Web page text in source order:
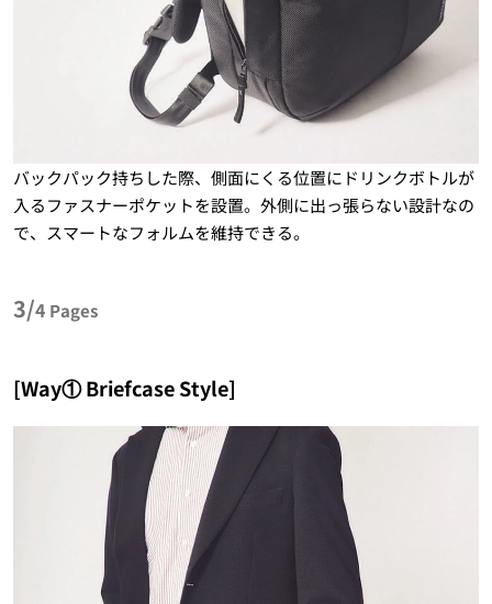
バックパック持ちした際、側面にくる位置にドリンクボトルが
入るファスナーポケットを設置。外側に出っ張らない設計なの
で、スマートなフォルムを維持できる。
3/4 Pages
[Way① Briefcase Style]